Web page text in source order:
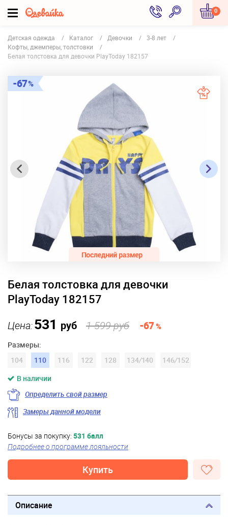
0
Детская одежда Каталог Девочки
3-8 лет
Кофты, джемперы, толстовки
Белая толстовка для девочки PlayToday 182157
67
Белая толстовка для девочки
PlayToday 182157
Цена:531 руб 1 599 руб -67%
Размеры:
104
110 116 122 128 134/140 146/152
В наличии
Определить свой размер
Замеры данной модели
Бонусы за покупку: 531 балл
Подробнее о программе лояльности
Купить
Описание